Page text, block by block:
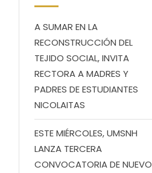
A SUMAR EN LA
RECONSTRUCCIÓN DEL
TEJIDO SOCIAL, INVITA
RECTORA A MADRES Y
PADRES DE ESTUDIANTES
NICOLAITAS
ESTE MIÉRCOLES, UMSNH
LANZA TERCERA
CONVOCATORIA DE NUEVO